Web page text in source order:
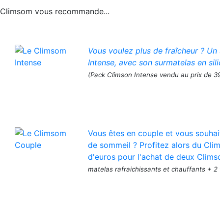
Climsom vous recommande...
Vous voulez plus de fraîcheur ?
Intense, avec son surmatelas en
(Pack Climson Intense vendu au prix de
Vous êtes en couple et vous
de sommeil ? Profitez alors du
d'euros pour l'achat de deux
matelas rafraichissants et chauffants + 2